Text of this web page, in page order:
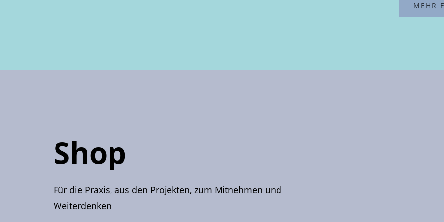
MEHR
Shop
Für die Praxis, aus den Projekten, zum Mitnehmen und
Weiterdenken